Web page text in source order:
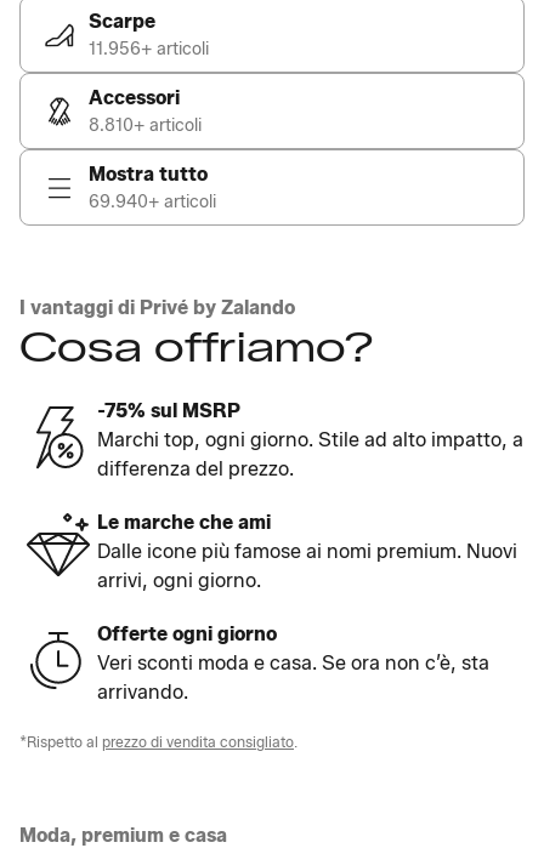
Scarpe
11.956+ articoli
Accessori
8.810+ articoli
Mostra tutto
69.940+ articoli
I vantaggi di Privé by Zalando
Cosa offriamo?
-75% sul MSRP
Marchi top, ogni giorno. Stile ad alto impatto, a
differenza del prezzo.
Le marche che ami
Dalle icone più famose ai nomi premium. Nuovi
arrivi, ogni giorno.
Offerte ogni giorno
Veri sconti moda e casa. Se ora non c’è, sta
arrivando.
*Rispetto al prezzo di vendita consigliato.
Moda, premium e casa